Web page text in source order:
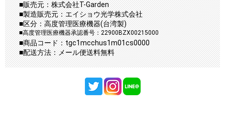
■販売元：株式会社T-Garden
■製造販売元：エイショウ光学株式会社
■区分：高度管理医療機器(台湾製)
■高度管理医療機器承認番号：22900BZX00215000
■商品コード：tgc1mcchus1m01cs0000
■配送方法：メール便送料無料